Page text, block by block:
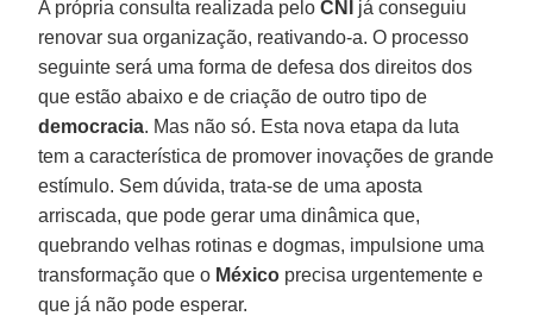
A própria consulta realizada peloCNI
já conseguiu
renovar sua organização, reativando-a. O processo
seguinte será uma forma de defesa dos direitos dos
que estão abaixo e de criação de outro tipo de
democracia. Mas não só. Esta nova etapa da luta
tem a característica de promover inovações de grande
estímulo. Sem dúvida, trata-se de uma aposta
arriscada, que pode gerar uma dinâmica que,
quebrando velhas rotinas e dogmas, impulsione uma
transformação que o México precisa urgentemente e
que já não pode esperar.